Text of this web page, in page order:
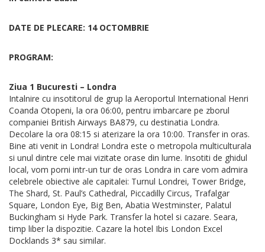
DATE DE PLECARE: 14 OCTOMBRIE
PROGRAM:
Ziua 1 Bucuresti – Londra
Intalnire cu insotitorul de grup la Aeroportul International Henri
Coanda Otopeni, la ora 06:00, pentru imbarcare pe zborul
companiei British Airways BA879, cu destinatia Londra.
Decolare la ora 08:15 si aterizare la ora 10:00. Transfer in oras.
Bine ati venit in Londra! Londra este o metropola multiculturala
si unul dintre cele mai vizitate orase din lume. Insotiti de ghidul
local, vom porni intr-un tur de oras Londra in care vom admira
celebrele obiective ale capitalei: Turnul Londrei, Tower Bridge,
The Shard, St. Paul’s Cathedral, Piccadilly Circus, Trafalgar
Square, London Eye, Big Ben, Abatia Westminster, Palatul
Buckingham si Hyde Park. Transfer la hotel si cazare. Seara,
timp liber la dispozitie. Cazare la hotel Ibis London Excel
Docklands 3* sau similar.